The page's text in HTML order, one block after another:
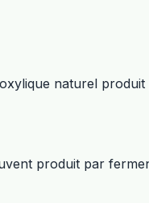
naturel
produit par